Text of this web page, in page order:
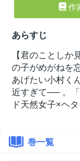
作
あらすじ
【君のことし
の子がめがねを
あげたい小村く
近すぎて── 。「
ド天然女子×ヘ
巻一覧